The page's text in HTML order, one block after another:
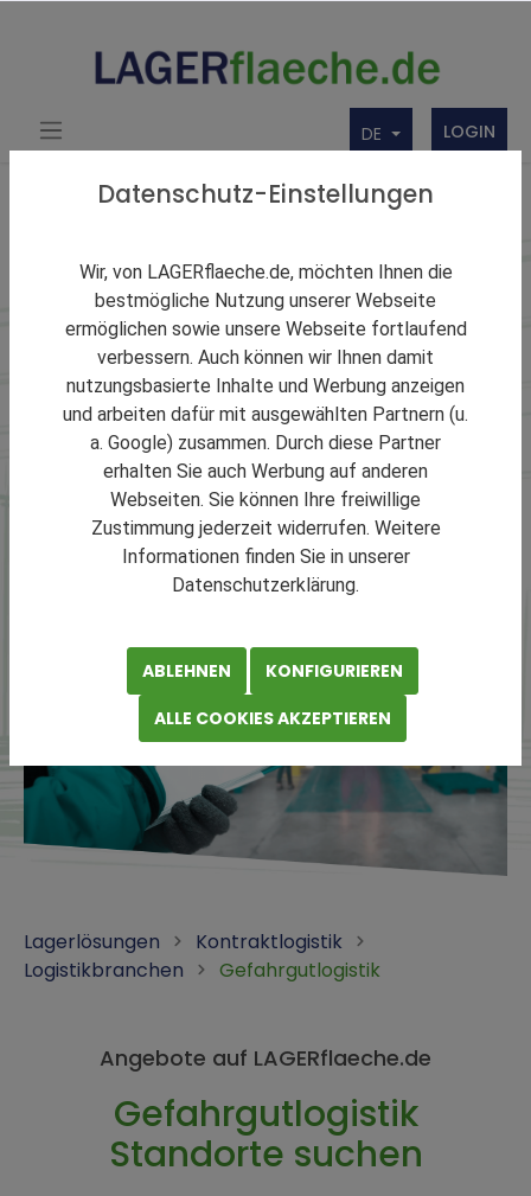
DE LOGIN
Gefahrgutlogistik
Hier bekommen Sie direkt einen Überblick von nützlichen
Gefahrgutlogistikern mit deren Angeboten der Lagerung.
Zusätzliche Angaben zu den Dienstleistungen des
Kontraktlogistikers, wie z.B. Transporte usw., bekommen
Sie über eine Verknüpfung des Exposés mit deren
Firmenbörseneintrag.
Lagerlösungen
Kontraktlogistik
Logistikbranchen
Gefahrgutlogistik
Angebote auf LAGERflaeche.de
Gefahrgutlogistik
Standorte suchen
Datenschutz-Einstellungen
Wir, von LAGERflaeche.de, möchten Ihnen die
bestmögliche Nutzung unserer Webseite
ermöglichen sowie unsere Webseite fortlaufend
verbessern. Auch können wir Ihnen damit
nutzungsbasierte Inhalte und Werbung anzeigen
und arbeiten dafür mit ausgewählten Partnern (u.
a. Google) zusammen. Durch diese Partner
erhalten Sie auch Werbung auf anderen
Webseiten. Sie können Ihre freiwillige
Zustimmung jederzeit widerrufen. Weitere
Informationen finden Sie in unserer
Datenschutzerklärung.
ABLEHNEN
KONFIGURIEREN
ALLE COOKIES AKZEPTIEREN